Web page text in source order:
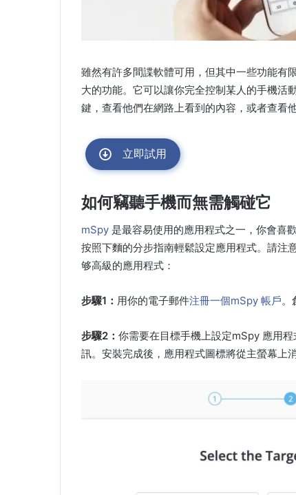
雖然有許多間諜軟體可用，但其中一些功能有
大的功能。它可以讓你完全控制某人的手機活
鍵，查看他們在網路上看到的內容，或者查看
立即試用
如何竊聽手機而無需觸碰它
mSpy 是最容易使用的應用程式之一，你會喜
按照下麵的分步指南輕鬆設定應用程式。請
够高級的應用程式：
步驟1： 用你的電子郵件注冊一個mSpy 帳戶。
步驟2： 你需要在目標手機上設定mSpy 應用
訊。安裝完成後，應用程式圖標將從主螢幕上